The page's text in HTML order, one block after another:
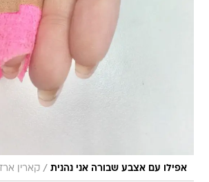
אפילו עם אצבע שבורה אני נהנית / קארין ארד